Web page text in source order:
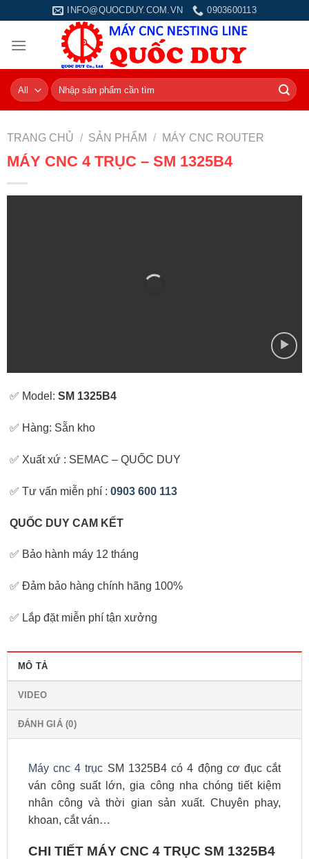
content
INFO@QUOCDUY.COM.VN 0903600113
Tìm
kiếm:
TRANG CHỦ / SẢN PHẨM / MÁY CNC ROUTER
MÁY CNC 4 TRỤC – SM 1325B4
✅ Model:SM 1325B4
✅ Hàng: Sẵn kho
✅ Xuất xứ : SEMAC – QUỐC DUY
✅ Tư vấn miễn phí :0903 600 113
QUỐC DUY CAM KẾT
✅ Bảo hành máy 12 tháng
✅ Đảm bảo hàng chính hãng 100%
✅ Lắp đặt miễn phí tận xưởng
MÔ TẢ
VIDEO
ĐÁNH GIÁ (0)
Máy cnc 4 trục SM 1325B4 có 4 động cơ đục cắt
ván công suất lớn, gia công nha chóng tiết kiệm
nhân công và thời gian sản xuất. Chuyên phay,
khoan, cắt ván…
CHI TIẾT MÁY CNC 4 TRỤC SM 1325B4